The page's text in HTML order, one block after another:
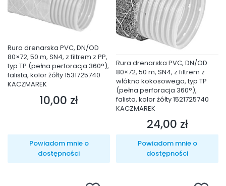
Rura drenarska PVC, DN/OD
80×72, 50 m, SN4, z filtrem z PP,
typ TP (pełna perforacja 360°),
falista, kolor żółty 1531725740
KACZMAREK
Cena
10,00 zł
Powiadom mnie o
dostępności
Rura drenarska PVC, DN/OD
80×72, 50 m, SN4, z filtrem z
włókna kokosowego, typ TP
(pełna perforacja 360°),
falista, kolor żółty 1521725740
KACZMAREK
Cena
24,00 zł
Powiadom mnie o
dostępności